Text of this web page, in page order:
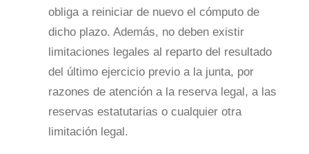
obliga a reiniciar de nuevo el cómputo de
dicho plazo. Además, no deben existir
limitaciones legales al reparto del resultado
del último ejercicio previo a la junta, por
razones de atención a la reserva legal, a las
reservas estatutarias o cualquier otra
limitación legal.